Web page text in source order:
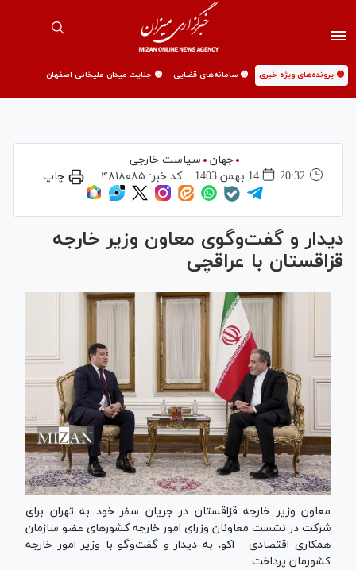
🟡 پرونده‌های ویژه خبری 🟡 سامانه‌های قضایی 🟡 جنایت میدان علیخانی اصفهان
جهان
سیاست خارجی
20:32
14 بهمن 1403 کد خبر: ۴۸۱۸۰۸۵ چاپ
دیدار و گفت‌وگوی معاون وزیر خارجه
قزاقستان با عراقچی
معاون وزیر خارجه قزاقستان در جریان سفر خود به تهران برای
شرکت در نشست معاونان وزرای امور خارجه کشور‌های عضو سازمان
همکاری اقتصادی - اکو، به دیدار و گفت‌وگو با وزیر امور خارجه
کشورمان پرداخت.